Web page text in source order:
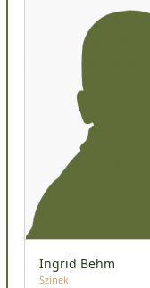
Ingrid Behm
Színek